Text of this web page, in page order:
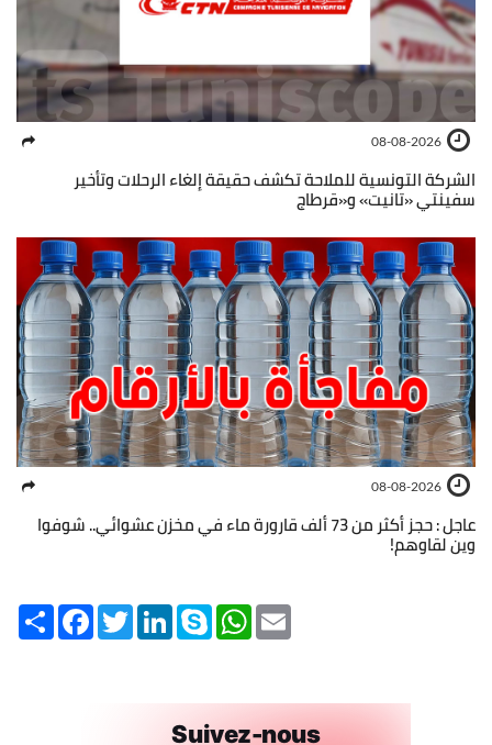
08-08-2026
الشركة التونسية للملاحة تكشف حقيقة إلغاء الرحلات وتأخير
سفينتي «تانيت» و«قرطاج
08-08-2026
عاجل : حجز أكثر من 73 ألف قارورة ماء في مخزن عشوائي.. شوفوا
وين لقاوهم!
Share FacebookTwitterLinkedInSkype WhatsApp